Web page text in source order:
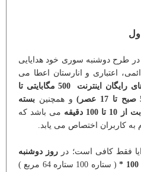
در طرح دوشنبه سوری خود هدایایی
اعتباری و انارستان اعطا می
بسته های رایگان اینترنت 500 مگابایتی تا
و همچنین بسته
دقیقه
می باشد که
کاربران اختصاص می یابد.
فقط کافی است؛ در روز دوشنبه
( ستاره 100 ستاره 64 مربع )